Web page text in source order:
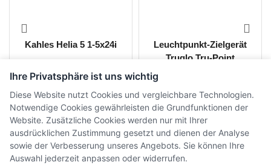
Kahles Helia 5 1-5x24i
CHF1'900.00 inkl. MwSt.
Leuchtpunkt-Zielgerät
Truglo Tru-Point
Ihre Privatsphäre ist uns wichtig
Diese Website nutzt Cookies und vergleichbare Technologien.
Notwendige Cookies gewährleisten die Grundfunktionen der
Website. Zusätzliche Cookies werden nur mit Ihrer
ausdrücklichen Zustimmung gesetzt und dienen der Analyse
sowie der Verbesserung unseres Angebots. Sie können Ihre
Auswahl jederzeit anpassen oder widerrufen.